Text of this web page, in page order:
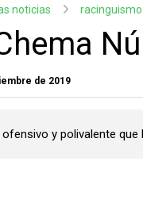
noticias racinguismo
de 2019
y polivalente que